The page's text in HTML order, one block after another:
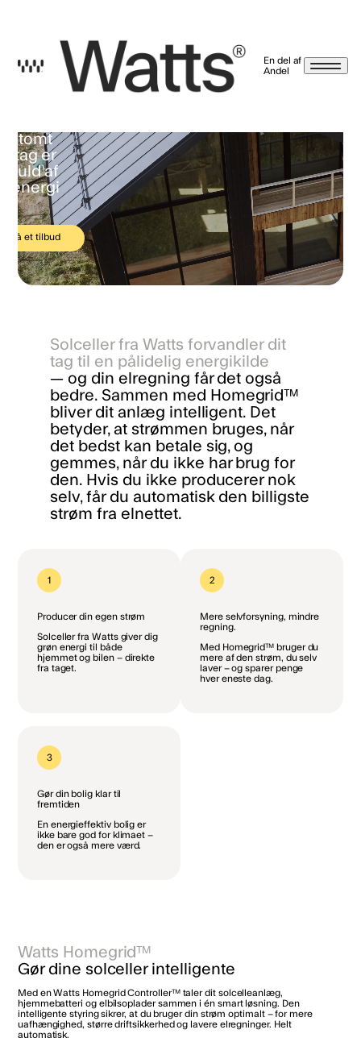
En del af
Andel
tomt
tag er
fuld af
energi
Få et tilbud
Solceller fra Watts forvandler dit
tag til en pålidelig energikilde
— og din elregning får det også
bedre. Sammen med Homegrid™
bliver dit anlæg intelligent. Det
betyder, at strømmen bruges, når
det bedst kan betale sig, og
gemmes, når du ikke har brug for
den. Hvis du ikke producerer nok
selv, får du automatisk den billigste
strøm fra elnettet.
1
Producer din egen strøm
Solceller fra Watts giver dig
grøn energi til både
hjemmet og bilen – direkte
fra taget.
2
Mere selvforsyning, mindre
regning.
Med Homegrid™ bruger du
mere af den strøm, du selv
laver – og sparer penge
hver eneste dag.
3
Gør din bolig klar til
fremtiden
En energieffektiv bolig er
ikke bare god for klimaet –
den er også mere værd.
Watts Homegrid™
Gør dine solceller intelligente
Med en Watts Homegrid Controller™ taler dit solcelleanlæg,
hjemmebatteri og elbilsoplader sammen i én smart løsning. Den
intelligente styring sikrer, at du bruger din strøm optimalt – for mere
uafhængighed, større driftsikkerhed og lavere elregninger. Helt
automatisk.
Ved at trykke tilmeld, giver jeg samtykke til, at Watts A/S må kontakte mig på email,
sms/mms, push-beskeder og meddelelser i vores app, brev, notifikationer og
beskeder på Facebook, Instagram og LinkedIn. Markedsføringen kan indeholde
nyheder og tilbud på energirådgivning, serviceaftaler, varmepumper, energi-
styringsprodukter, energilagerringssystemer og solceller. Hvis det alligevel ikke er
noget for dig, kan du altid afmelde dig igen via afmeldingslinket i vores mails eller ved
at kontakte os. Læs mere på watts.dk/persondatapolitik
Vi sælger eller giver
selvfølgelig ikke dine oplysninger til andre.
Jeg har læst og accepteret betingelserne.